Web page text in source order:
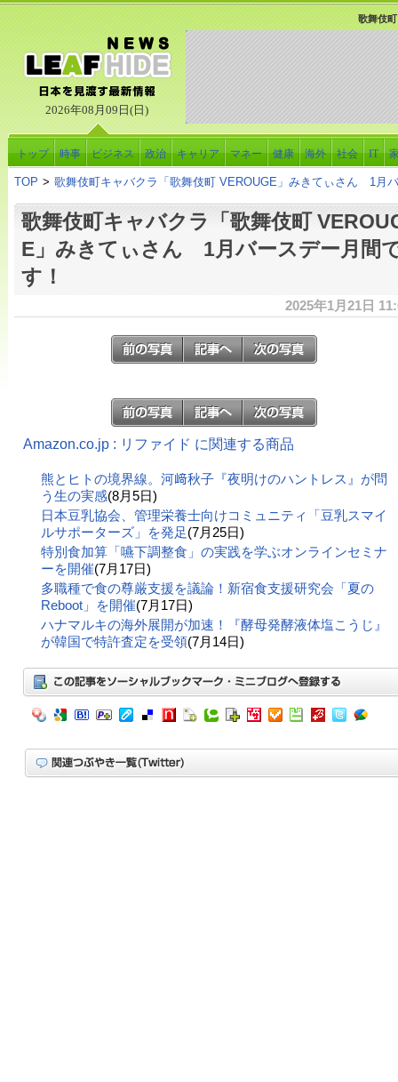
2026年08月09日(日)
歌舞伎
トップ 時事 ビジネス 政治 キャリア マネー 健康 海外 社会 IT
TOP > 歌舞伎町キャバクラ「歌舞伎町 VEROUGE」みきてぃさん 1月
歌舞伎町キャバクラ「歌舞伎町
E」みきてぃさん 1月バースデー月間
す！
2025年1月21日
Amazon.co.jp : リファイド に関連する商品
熊とヒトの境界線。河﨑秋子『夜明けのハントレス』が問
う生の実感(8月5日)
日本豆乳協会、管理栄養士向けコミュニティ「豆乳スマイ
ルサポーターズ」を発足(7月25日)
特別食加算「嚥下調整食」の実践を学ぶオンラインセミナ
ーを開催(7月17日)
多職種で食の尊厳支援を議論！新宿食支援研究会「夏の
Reboot」を開催(7月17日)
ハナマルキの海外展開が加速！『酵母発酵液体塩こうじ』
が韓国で特許査定を受領(7月14日)